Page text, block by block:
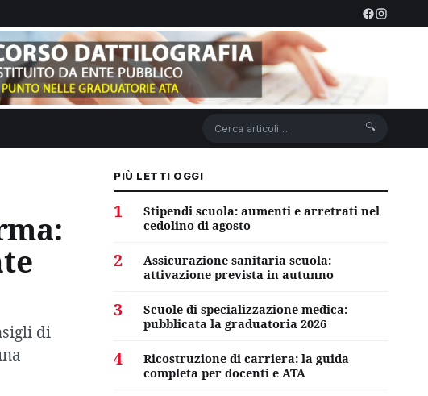
🔍
di
PIÙ LETTI OGGI
1
Stipendi scuola: aumenti e arretrati nel
cedolino di agosto
2
Assicurazione sanitaria scuola:
attivazione prevista in autunno
3
Scuole di specializzazione medica:
pubblicata la graduatoria 2026
4
Ricostruzione di carriera: la guida
completa per docenti e ATA